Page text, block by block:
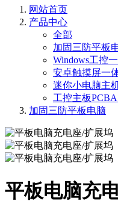
网站首页
产品中心
全部
加固三防平板
Windows工控
安卓触摸屏一
迷你小电脑主
工控主板PCBA
加固三防平板电脑
平板电脑充